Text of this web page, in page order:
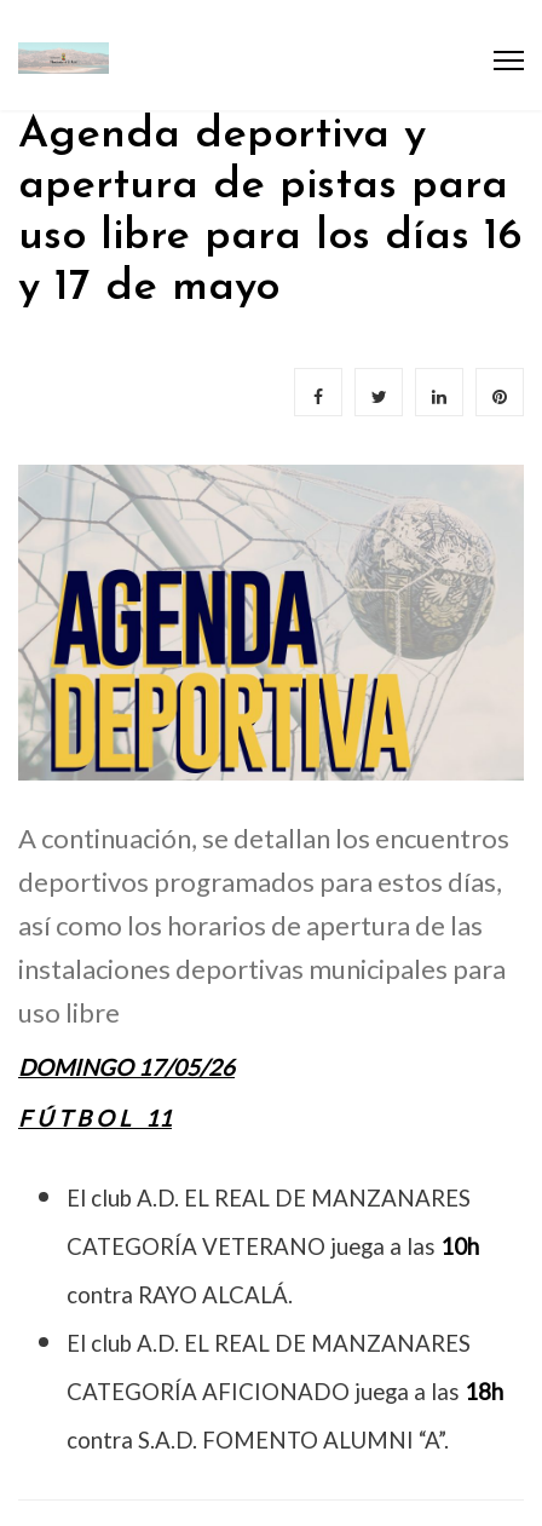
Agenda deportiva y
apertura de pistas para
uso libre para los días 16
y 17 de mayo
A continuación, se detallan los encuentros
deportivos programados para estos días,
así como los horarios de apertura de las
instalaciones deportivas municipales para
uso libre
DOMINGO 17/05/26
F Ú T B O L 11
El club A.D. EL REAL DE MANZANARES
CATEGORÍA VETERANO juega a las 10h
contra RAYO ALCALÁ.
El club A.D. EL REAL DE MANZANARES
CATEGORÍA AFICIONADO juega a las 18h
contra S.A.D. FOMENTO ALUMNI “A”.